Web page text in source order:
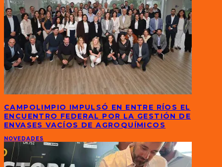
CAMPOLIMPIO IMPULSÓ EN ENTRE RÍOS EL
ENCUENTRO FEDERAL POR LA GESTIÓN DE
ENVASES VACÍOS DE AGROQUÍMICOS
NOVEDADES